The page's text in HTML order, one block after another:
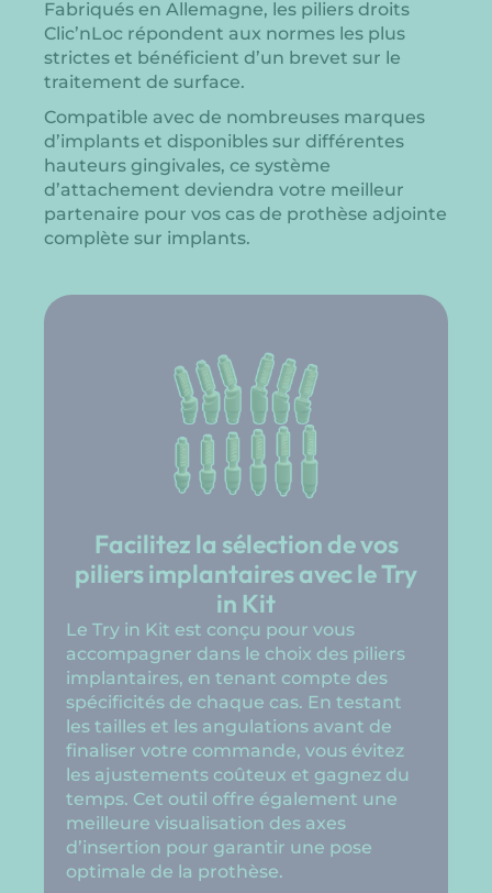
Fabriqués en Allemagne, les piliers droits
Clic’nLoc répondent aux normes les plus
strictes et bénéficient d’un brevet sur le
traitement de surface.
Compatible avec de nombreuses marques
d’implants et disponibles sur différentes
hauteurs gingivales, ce système
d’attachement deviendra votre meilleur
partenaire pour vos cas de prothèse adjointe
complète sur implants.
Facilitez la sélection de vos
piliers implantaires avec le Try
in Kit
Le Try in Kit est conçu pour vous
accompagner dans le choix des piliers
implantaires, en tenant compte des
spécificités de chaque cas. En testant
les tailles et les angulations avant de
finaliser votre commande, vous évitez
les ajustements coûteux et gagnez du
temps. Cet outil offre également une
meilleure visualisation des axes
d’insertion pour garantir une pose
optimale de la prothèse.